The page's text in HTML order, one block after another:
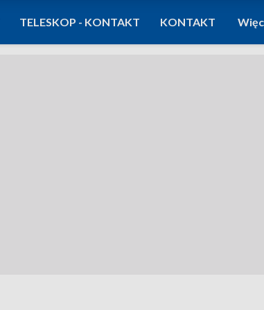
TELESKOP - KONTAKT KONTAKT